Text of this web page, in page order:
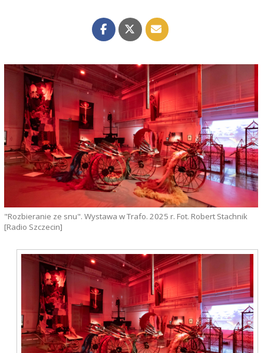
"Rozbieranie ze snu". Wystawa w Trafo. 2025 r. Fot. Robert Stachnik
[Radio Szczecin]